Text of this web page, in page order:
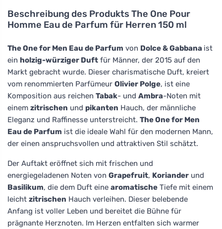
Beschreibung des Produkts The One Pour
Homme Eau de Parfum für Herren 150 ml
The One for Men Eau de Parfum von Dolce & Gabbana ist
ein holzig-würziger Duft für Männer, der 2015 auf den
Markt gebracht wurde. Dieser charismatische Duft, kreiert
vom renommierten Parfümeur Olivier Polge, ist eine
Komposition aus reichen Tabak- und Ambra-Noten mit
einem zitrischen und pikanten Hauch, der männliche
Eleganz und Raffinesse unterstreicht. The One for Men
Eau de Parfum ist die ideale Wahl für den modernen Mann,
der einen anspruchsvollen und attraktiven Stil schätzt.
Der Auftakt eröffnet sich mit frischen und
energiegeladenen Noten von Grapefruit, Koriander und
Basilikum, die dem Duft eine aromatische Tiefe mit einem
leicht zitrischen Hauch verleihen. Dieser belebende
Anfang ist voller Leben und bereitet die Bühne für
prägnante Herznoten. Im Herzen entfalten sich warmer